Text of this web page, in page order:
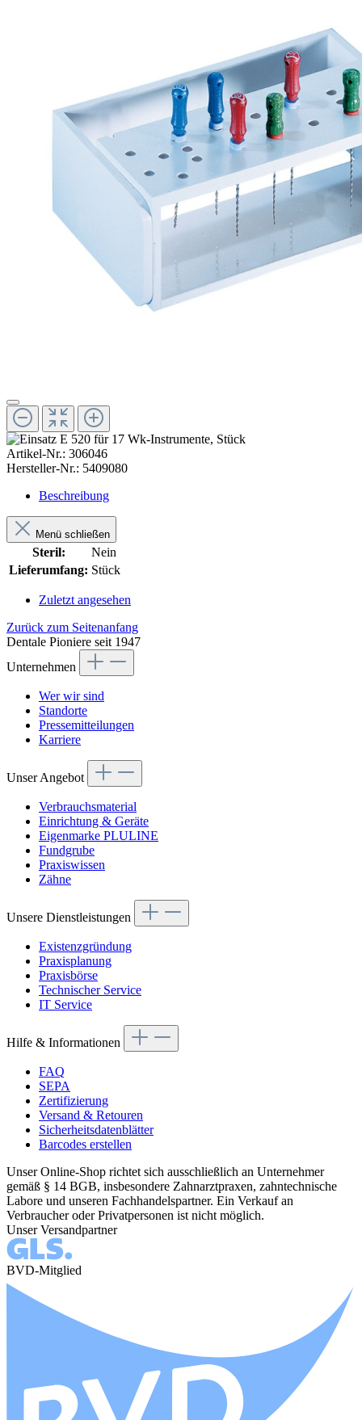
Artikel-Nr.: 306046
Hersteller-Nr.: 5409080
Beschreibung
Menü schließen
Steril:
Nein
Lieferumfang: Stück
Zuletzt angesehen
Zurück zum Seitenanfang
Dentale Pioniere seit 1947
Unternehmen
Wer wir sind
Standorte
Pressemitteilungen
Karriere
Unser Angebot
Verbrauchsmaterial
Einrichtung & Geräte
Eigenmarke PLULINE
Fundgrube
Praxiswissen
Zähne
Unsere Dienstleistungen
Existenzgründung
Praxisplanung
Praxisbörse
Technischer Service
IT Service
Hilfe & Informationen
FAQ
SEPA
Zertifizierung
Versand & Retouren
Sicherheitsdatenblätter
Barcodes erstellen
Unser Online-Shop richtet sich ausschließlich an Unternehmer
gemäß § 14 BGB, insbesondere Zahnarztpraxen, zahntechnische
Labore und unseren Fachhandelspartner. Ein Verkauf an
Verbraucher oder Privatpersonen ist nicht möglich.
Unser Versandpartner
BVD-Mitglied